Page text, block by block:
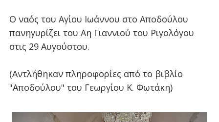
Ο ναός του Αγίου Ιωάννου στο Αποδούλου
πανηγυρίζει του Αη Γιαννιού του Ριγολόγου
στις 29 Αυγούστου.
(Αντλήθηκαν πληροφορίες από το βιβλίο
"Αποδούλου" του Γεωργίου Κ. Φωτάκη)